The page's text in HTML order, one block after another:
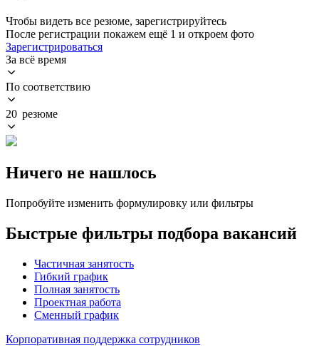
Чтобы видеть все резюме, зарегистрируйтесь
После регистрации покажем ещё 1 и откроем фото
Зарегистрироваться
За всё время
По соответствию
20 резюме
Ничего не нашлось
Попробуйте изменить формулировку или фильтры
Быстрые фильтры подбора вакансий
Частичная занятость
Гибкий график
Полная занятость
Проектная работа
Сменный график
Корпоративная поддержка сотрудников